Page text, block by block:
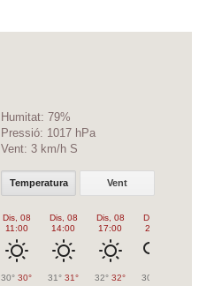
Humitat: 79%
Pressió: 1017 hPa
Vent: 3 km/h S
Temperatura Vent
Dis, 08
11:00
30° 30°
Dis, 08
14:00
31° 31°
Dis, 08
17:00
32° 32°
Dis, 08
20:00
30°